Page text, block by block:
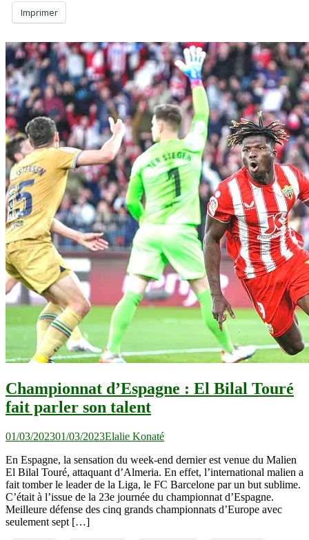
Bamako
Imprimer
Championnat d’Espagne : El Bilal Touré
fait parler son talent
01/03/202301/03/2023Elalie Konaté
En Espagne, la sensation du week-end dernier est venue du Malien
El Bilal Touré, attaquant d’Almeria. En effet, l’international malien a
fait tomber le leader de la Liga, le FC Barcelone par un but sublime.
C’était à l’issue de la 23e journée du championnat d’Espagne.
Meilleure défense des cinq grands championnats d’Europe avec
seulement sept […]